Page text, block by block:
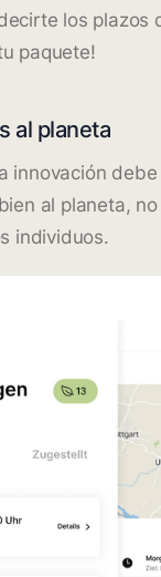
los plazos
paquete!
al planeta
innovación
al planeta, no
individuos.